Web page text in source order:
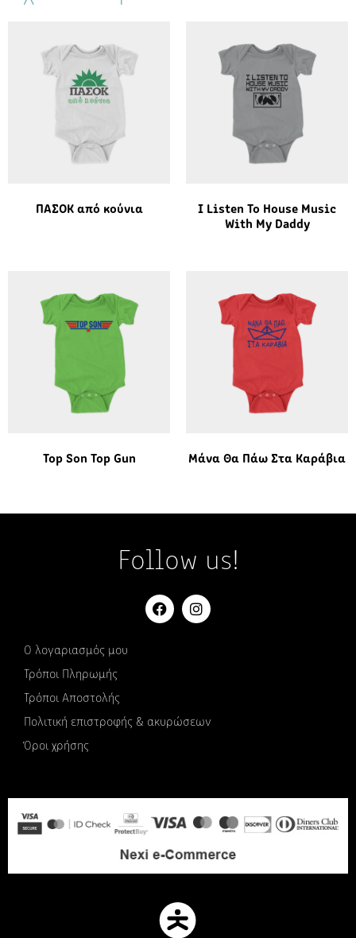
ΠΑΣΟΚ από κούνια
I Listen To House Music
With My Daddy
Top Son Top Gun Μάνα Θα Πάω Στα Καράβια
Follow us!
Ο λογαριασμός μου
Τρόποι Πληρωμής
Τρόποι Αποστολής
Πολιτική επιστροφής & ακυρώσεων
Όροι χρήσης